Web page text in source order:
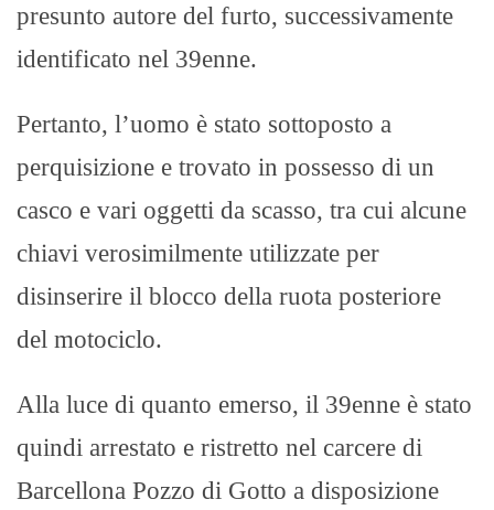
presunto autore del furto, successivamente
identificato nel 39enne.
Pertanto, l’uomo è stato sottoposto a
perquisizione e trovato in possesso di un
casco e vari oggetti da scasso, tra cui alcune
chiavi verosimilmente utilizzate per
disinserire il blocco della ruota posteriore
del motociclo.
Alla luce di quanto emerso, il 39enne è stato
quindi arrestato e ristretto nel carcere di
Barcellona Pozzo di Gotto a disposizione